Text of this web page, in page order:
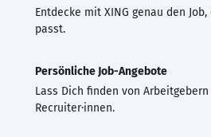
Entdecke mit XING genau den
passt.
Persönliche Job-Angebote
Lass Dich finden von
Recruiter·innen.